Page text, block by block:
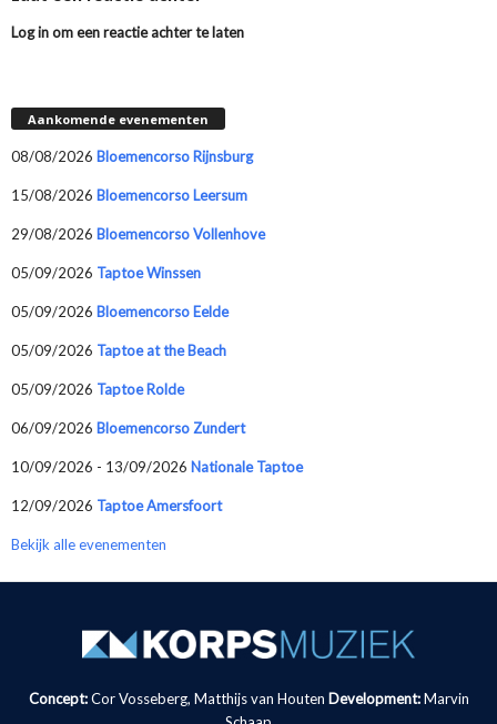
Log in om een reactie achter te laten
Aankomende evenementen
08/08/2026 Bloemencorso Rijnsburg
15/08/2026 Bloemencorso Leersum
29/08/2026 Bloemencorso Vollenhove
05/09/2026 Taptoe Winssen
05/09/2026 Bloemencorso Eelde
05/09/2026 Taptoe at the Beach
05/09/2026 Taptoe Rolde
06/09/2026 Bloemencorso Zundert
10/09/2026 - 13/09/2026 Nationale Taptoe
12/09/2026 Taptoe Amersfoort
Bekijk alle evenementen
Concept:Cor Vosseberg, Matthijs van Houten Development: Marvin